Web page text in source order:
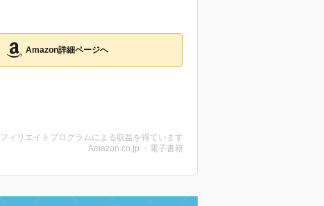
Amazon詳細ページへ
ィリエイトプログラムによる収益を得ています
Amazon.co.jp ・電子書籍